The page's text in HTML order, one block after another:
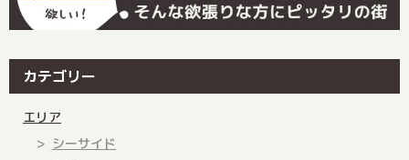
カテゴリー
エリア
シーサイド